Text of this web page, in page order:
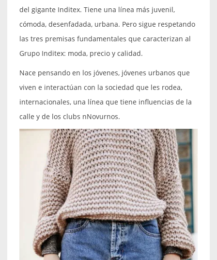
del gigante Inditex. Tiene una línea más juvenil,
cómoda, desenfadada, urbana. Pero sigue respetando
las tres premisas fundamentales que caracterizan al
Grupo Inditex: moda, precio y calidad.
Nace pensando en los jóvenes, jóvenes urbanos que
viven e interactúan con la sociedad que les rodea,
internacionales, una línea que tiene influencias de la
calle y de los clubs nNovurnos.